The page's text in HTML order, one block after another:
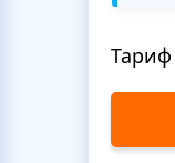
Тариф